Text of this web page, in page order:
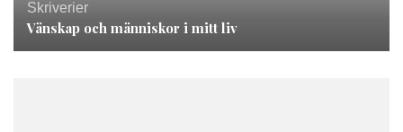
Skriverier
Vänskap och människor i mitt liv